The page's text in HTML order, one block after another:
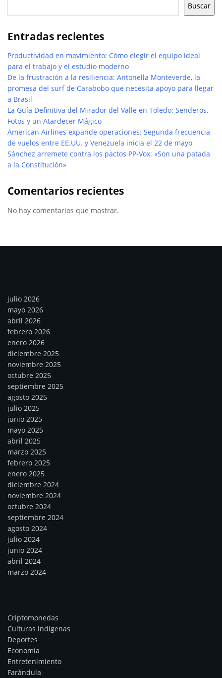
Buscar
Entradas recientes
Productividad en movimiento: Cómo elegir el equipo ideal
para el trabajo y el estudio moderno
De la frustración a la resiliencia: Antonella Monteverde, la
promesa del surf de Carabobo que necesita apoyo para llegar
a Brasil
La Guía Definitiva del Mirador del Valle en Toledo: Senderos,
Fotos y un Atardecer Mágico
American Airlines expande operaciones: Segunda frecuencia
de vuelos entre EE.UU. y Venezuela inicia el 22 de mayo
Sánchez arremete contra los pactos PP-Vox: «Son una patada
a la Constitución»
Comentarios recientes
No hay comentarios que mostrar.
julio 2026
mayo 2026
abril 2026
febrero 2026
enero 2026
diciembre 2025
noviembre 2025
octubre 2025
septiembre 2025
agosto 2025
julio 2025
junio 2025
mayo 2025
abril 2025
marzo 2025
febrero 2025
enero 2025
diciembre 2024
noviembre 2024
octubre 2024
septiembre 2024
agosto 2024
julio 2024
junio 2024
abril 2024
marzo 2024
Criptomonedas
Culturas indígenas
Deportes
Economía
Entretenimiento
Farándula